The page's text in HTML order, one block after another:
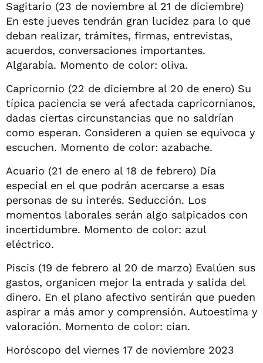
Sagitario (23 de noviembre al 21 de diciembre)
En este jueves tendrán gran lucidez para lo que
deban realizar, trámites, firmas, entrevistas,
acuerdos, conversaciones importantes.
Algarabía. Momento de color: oliva.
Capricornio (22 de diciembre al 20 de enero) Su
típica paciencia se verá afectada capricornianos,
dadas ciertas circunstancias que no saldrían
como esperan. Consideren a quien se equivoca y
escuchen. Momento de color: azabache.
Acuario (21 de enero al 18 de febrero) Día
especial en el que podrán acercarse a esas
personas de su interés. Seducción. Los
momentos laborales serán algo salpicados con
incertidumbre. Momento de color: azul
eléctrico.
Piscis (19 de febrero al 20 de marzo) Evalúen sus
gastos, organicen mejor la entrada y salida del
dinero. En el plano afectivo sentirán que pueden
aspirar a más amor y comprensión. Autoestima y
valoración. Momento de color: cian.
Horóscopo del viernes 17 de noviembre 2023